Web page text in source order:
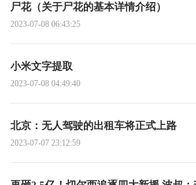
尸花（关于尸花的基本详情介绍）
2023-07-08 06:43:25
小米文字提取
2023-07-08 04:49:40
北京：无人驾驶的出租车将正式上路
2023-07-07 23:12:59